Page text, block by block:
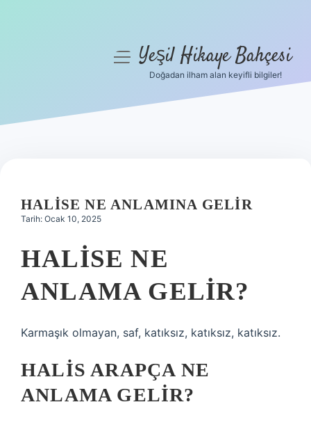
Hakkımızda
menüyüYeşil Hikaye Bahçesi
Doğadan ilham alan keyifli bilgiler!
HALISE NE ANLAMINA GELIR
Tarih: Ocak 10, 2025
HALISE NE
ANLAMA GELIR?
Karmaşık olmayan, saf, katıksız, katıksız, katıksız.
HALIS ARAPÇA NE
ANLAMA GELIR?